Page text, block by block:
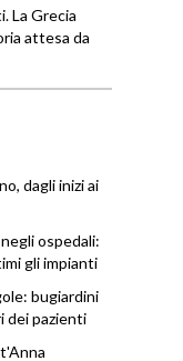
La Grecia
attesa da
dagli inizi ai
ospedali:
gli impianti
bugiardini
dei pazienti